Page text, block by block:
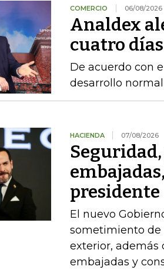
COMERCIO 06/08/2026
Analdex
cuatro
De acuerdo con
desarrollo
HACIENDA 07/08/2026
presidente
El nuevo
sometimiento de
exterior, además
embajadas y